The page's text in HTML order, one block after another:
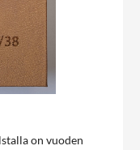
on vuoden